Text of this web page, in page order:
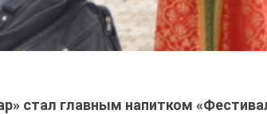
стал главным напитком